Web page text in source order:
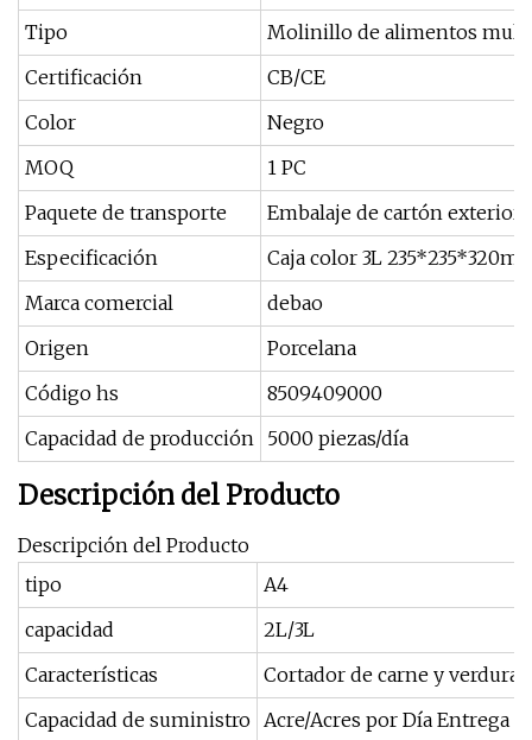
Tipo
Molinillo de alimentos
Certificación
CB/CE
Color
Negro
MOQ
1 PC
Paquete de transporte
Embalaje de cartón exterior
Especificación
Caja color 3L
Marca comercial
debao
Origen
Porcelana
Código hs
8509409000
Capacidad de producción 5000 piezas/día
Descripción del Producto
Descripción del Producto
tipo
A4
capacidad
2L/3L
Características
Cortador de carne y verduras
Capacidad de suministro Acre/Acres por Día Entrega